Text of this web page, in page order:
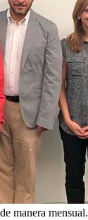
manera mensual.